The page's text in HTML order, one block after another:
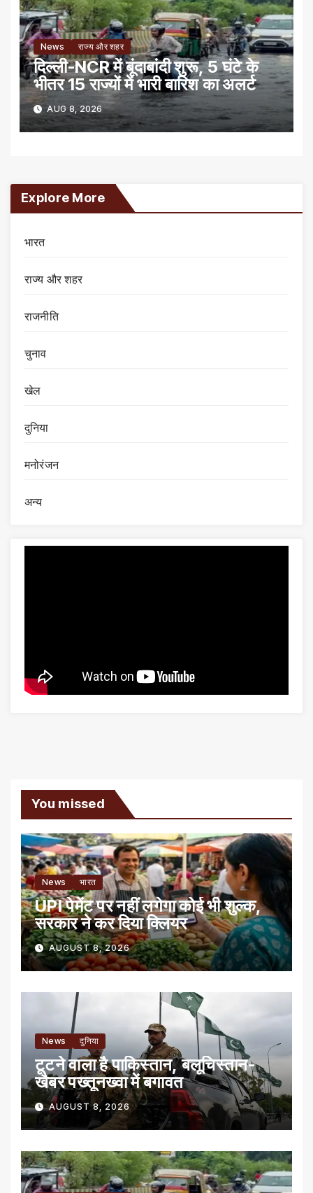
News राज्य और शहर
दिल्ली-NCR में बूंदाबांदी शुरू, 5 घंटे के
भीतर 15 राज्यों में भारी बारिश का अलर्ट
AUG 8, 2026
Explore More
भारत
राज्य और शहर
राजनीति
चुनाव
खेल
दुनिया
मनोरंजन
अन्य
You missed
News भारत
UPI पेमेंट पर नहीं लगेगा कोई भी शुल्क,
सरकार ने कर दिया क्लियर
AUGUST 8, 2026
News दुनिया
टूटने वाला है पाकिस्तान, बलूचिस्तान-
खैबर पख्तूनख्वा में बगावत
AUGUST 8, 2026